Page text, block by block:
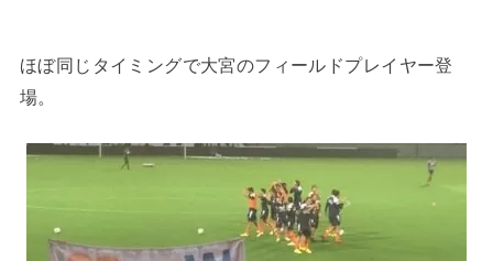
ほぼ同じタイミングで大宮のフィールドプレイヤー登
場。